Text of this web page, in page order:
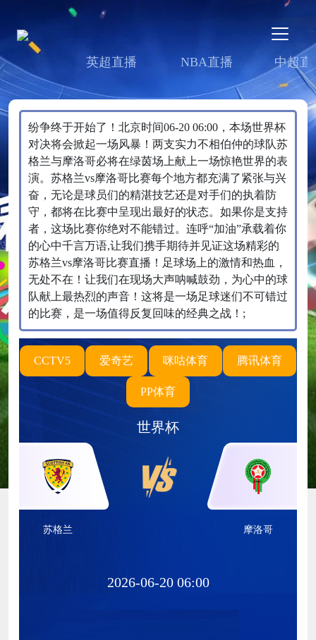
英超直播 NBA直播 中超直
纷争终于开始了！北京时间06-20 06:00，本场世界杯
对决将会掀起一场风暴！两支实力不相伯仲的球队苏
格兰与摩洛哥必将在绿茵场上献上一场惊艳世界的表
演。苏格兰vs摩洛哥比赛每个地方都充满了紧张与兴
奋，无论是球员们的精湛技艺还是对手们的执着防
守，都将在比赛中呈现出最好的状态。如果你是支持
者，这场比赛你绝对不能错过。连呼“加油”承载着你
的心中千言万语,让我们携手期待并见证这场精彩的
苏格兰vs摩洛哥比赛直播！足球场上的激情和热血，
无处不在！让我们在现场大声呐喊鼓劲，为心中的球
队献上最热烈的声音！这将是一场足球迷们不可错过
的比赛，是一场值得反复回味的经典之战！;
CCTV5 爱奇艺 咪咕体育 腾讯体育
PP体育
世界杯
苏格兰 摩洛哥
2026-06-20 06:00